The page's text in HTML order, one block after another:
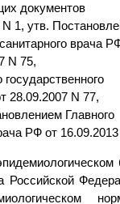
документов
1, утв.
врача
N 75,
28.09.2007 N 77,
Главного
РФ от
Российской